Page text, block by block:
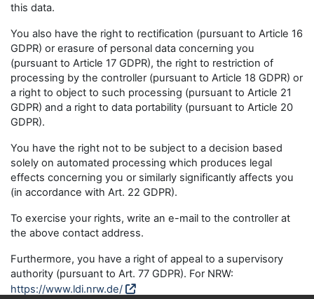
this data.
You also have the right to rectification (pursuant to Article 16
GDPR) or erasure of personal data concerning you
(pursuant to Article 17 GDPR), the right to restriction of
processing by the controller (pursuant to Article 18 GDPR) or
a right to object to such processing (pursuant to Article 21
GDPR) and a right to data portability (pursuant to Article 20
GDPR).
You have the right not to be subject to a decision based
solely on automated processing which produces legal
effects concerning you or similarly significantly affects you
(in accordance with Art. 22 GDPR).
To exercise your rights, write an e-mail to the controller at
the above contact address.
Furthermore, you have a right of appeal to a supervisory
authority (pursuant to Art. 77 GDPR). For NRW:
https://www.ldi.nrw.de/